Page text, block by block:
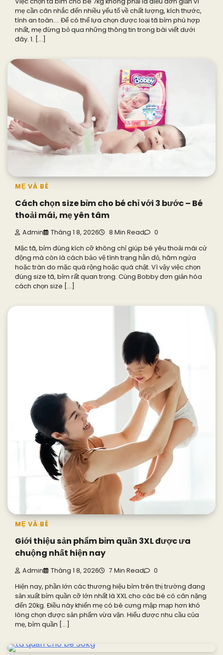
mẹ cần cân nhắc đến nhiều yếu tố về chất lượng, kích thước,
tính an toàn…. Để có thể lựa chọn được loại tã bỉm phù hợp
nhất, mẹ đừng bỏ qua những thông tin trong bài viết dưới
đây. 1. […]
MẸ VÀ BÉ
Cách chọn size bỉm cho bé chỉ với 3 bước – Bé
thoải mái, mẹ yên tâm
Admin Tháng 1 8, 2026 8 Min Read 0
Mặc tã, bỉm đúng kích cỡ không chỉ giúp bé yêu thoải mái cử
động mà còn là cách bảo vệ tình trạng hằn đỏ, hăm ngứa
hoặc tràn do mặc quá rộng hoặc quá chật. Vì vậy việc chọn
đúng size tã, bỉm rất quan trọng. Cùng Bobby đơn giản hóa
cách chọn size […]
MẸ VÀ BÉ
Giới thiệu sản phẩm bỉm quần 3XL được ưa
chuộng nhất hiện nay
Admin Tháng 1 8, 2026 7 Min Read 0
Hiện nay, phần lớn các thương hiệu bỉm trên thị trường đang
sản xuất bỉm quần cỡ lớn nhất là XXL cho các bé có cân nặng
đến 20kg. Điều này khiến mẹ có bé cưng mập mạp hơn khó
lòng chọn được sản phẩm vừa vặn. Hiểu được nhu cầu của
mẹ, bỉm quần […]